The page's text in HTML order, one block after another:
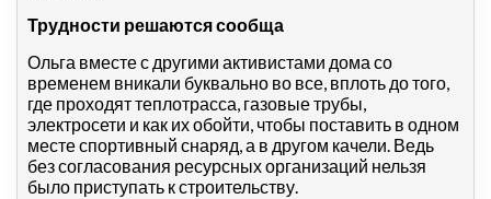
Трудности решаются сообща
Ольга вместе с другими активистами дома со
временем вникали буквально во все, вплоть до того,
где проходят теплотрасса, газовые трубы,
электросети и как их обойти, чтобы поставить в одном
месте спортивный снаряд, а в другом качели. Ведь
без согласования ресурсных организаций нельзя
было приступать к строительству.